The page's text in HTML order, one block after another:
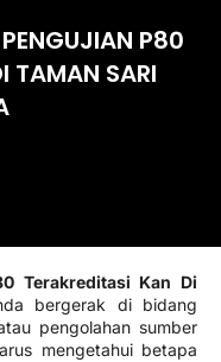
P80
TAMAN SARI
Terakreditasi Kan Di
bergerak di bidang
pengolahan sumber
mengetahui betapa